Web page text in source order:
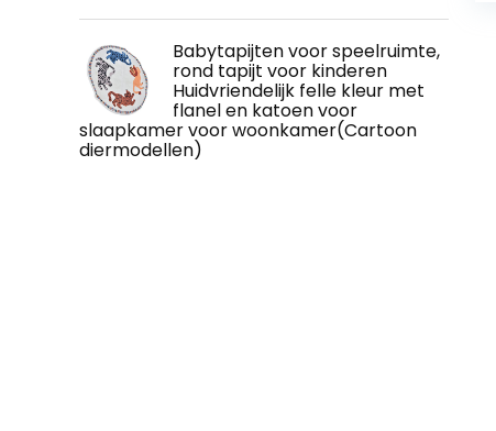
Babytapijten voor speelruimte,
rond tapijt voor kinderen
Huidvriendelijk felle kleur met
flanel en katoen voor
slaapkamer voor woonkamer(Cartoon
diermodellen)